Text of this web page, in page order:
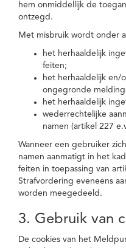
hem onmiddellijk de
ontzegd.
Met misbruik wordt onder
het herhaaldelijk
feiten;
het herhaaldelijk en/
ongegronde
het herhaaldelijk
wederrechtelijke
namen (artikel 227
Wanneer een gebruiker
namen aanmatigt in het
feiten in toepassing van
Strafvordering eveneens
worden meegedeeld.
3. Gebruik van
De cookies van het